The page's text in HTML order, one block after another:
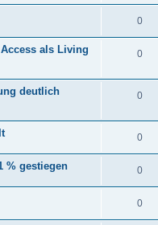
0
als Living
0
deutlich
0
0
% gestiegen 0
0